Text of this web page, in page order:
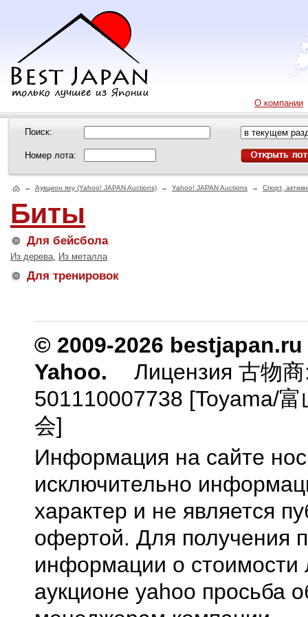
О компании
Поиск:
Номер лота:
→ Аукцион яху (Yahoo! JAPAN Auctions) → Yahoo! JAPAN Auctions → Спорт,
Биты
Для бейсбола
Из дерева, Из металла
Для тренировок
© 2009-2026
Yahoo.
Лицензия 古物
501110007738 [Toyama/
会]
Информация на сайте
исключительно
характер и не является
офертой. Для получения
информации о стоимости
аукционе yahoo просьба